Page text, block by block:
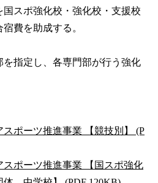
スポ強化校・強化校・支援校
費を助成する。
指定し、各専門部が行う強化
スポーツ推進事業 【競技別】 (P
スポーツ推進事業 【国スポ強化